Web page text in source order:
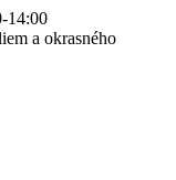
14:00
a okrasného